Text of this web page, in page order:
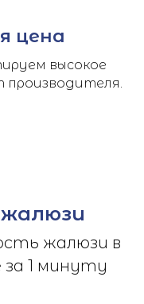
цена
высокое
производителя.
жалюзи в
1 минуту